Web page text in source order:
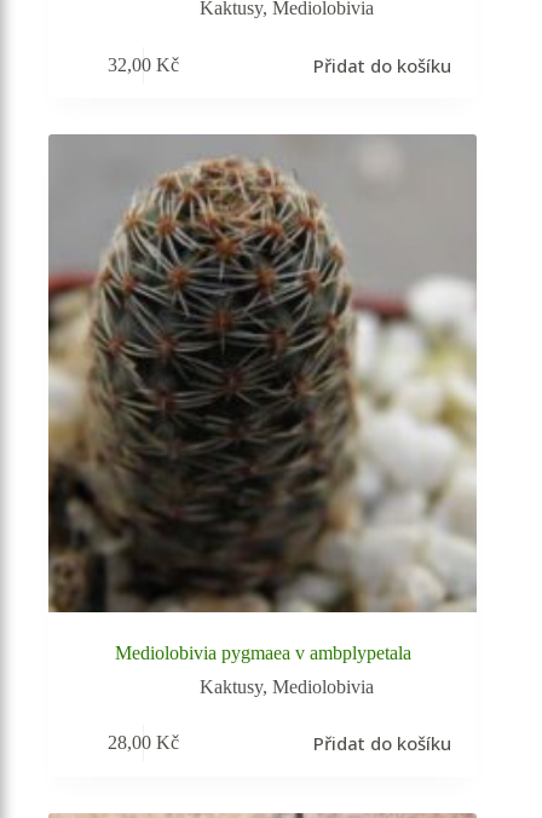
Kaktusy,Mediolobivia
32,00Kč Přidat do košíku
Mediolobivia pygmaea v ambplypetala
Kaktusy,Mediolobivia
28,00Kč Přidat do košíku